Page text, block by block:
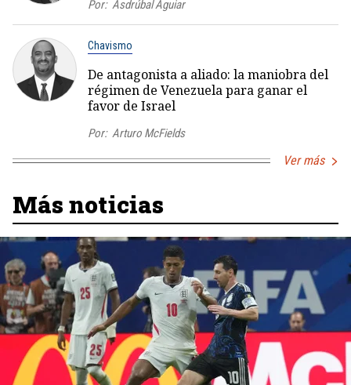
Por: Asdrúbal Aguiar
Chavismo
De antagonista a aliado: la maniobra del
régimen de Venezuela para ganar el
favor de Israel
Por: Arturo McFields
Ver más
Más noticias